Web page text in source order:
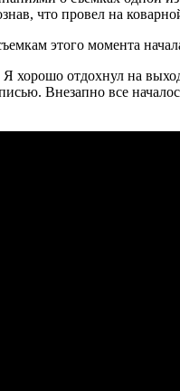
что провел на
этого момента
Я хорошо отдохнул на
Внезапно все